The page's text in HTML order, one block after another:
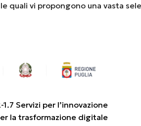
quali vi propongono una vasta
1.7 Servizi per l’innovazione
la trasformazione digitale